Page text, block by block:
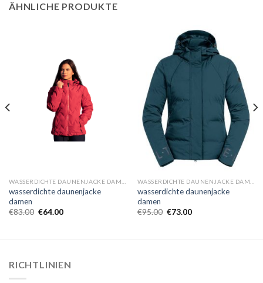
ÄHNLICHE PRODUKTE
wasserdichte daunenjacke
damen
€83.00 €64.00
wasserdichte daunenjacke
damen
€95.00 €73.00
RICHTLINIEN